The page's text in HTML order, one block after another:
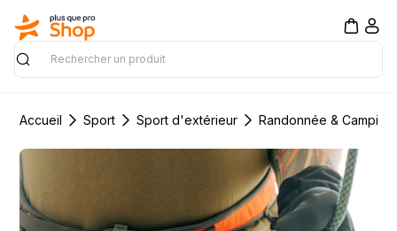
Rechercher
Accueil Sport Sport d'extérieur Randonnée & Camping